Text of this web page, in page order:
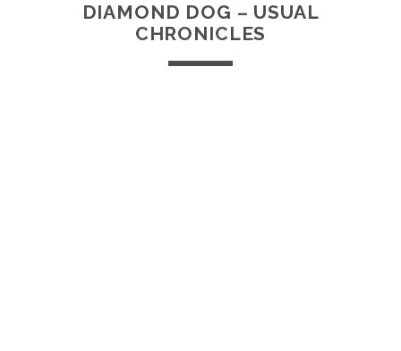
DIAMOND DOG – USUAL
CHRONICLES